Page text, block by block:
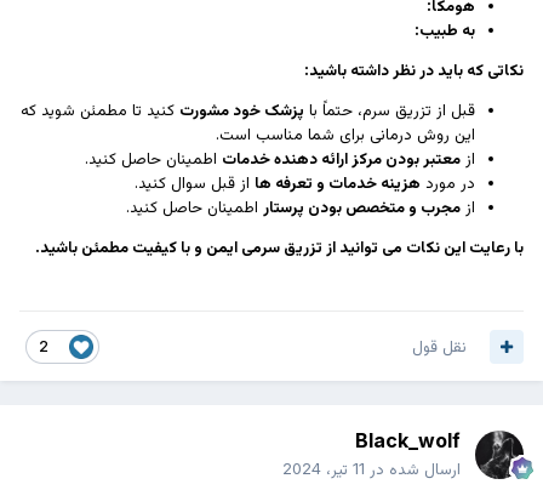
هومکا:
به طبیب:
نکاتی که باید در نظر داشته باشید:
قبل از تزریق سرم، حتماً با پزشک خود مشورتکنید تا مطمئن شوید که
این روش درمانی برای شما مناسب است.
از معتبر بودن مرکز ارائه دهنده خدماتاطمینان حاصل کنید.
در مورد هزینه خدمات و تعرفه هااز قبل سوال کنید.
از مجرب و متخصص بودن پرستاراطمینان حاصل کنید.
با رعایت این نکات می توانید از تزریق سرمی ایمن و با کیفیت مطمئن باشید.
2 نقل قول
Black_wolf
ارسال شده در 11 تیر، 2024